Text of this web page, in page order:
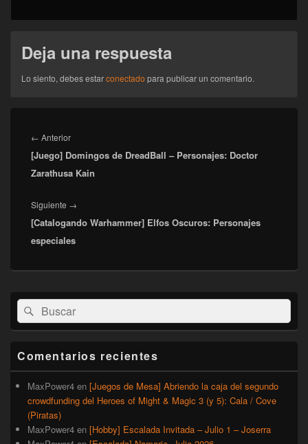
Deja una respuesta
Lo siento, debes estarconectado para publicar un comentario.
de
entradas
← AnteriorEntrada
anterior:
[Juego] Domingos de DreadBall – Personajes: Doctor
Zarathusa Kain
Siguiente →
siguiente:
[Catalogando Warhammer] Elfos Oscuros: Personajes
especiales
El
área
de
lateral
primaria
Buscar
por:
Buscar
Comentarios recientes
MaxPower4 en [Juegos de Mesa] Abriendo la caja del segundo
crowdfunding del Heroes of Might & Magic 3 (y 5): Cala / Cove
(Piratas)
MaxPower4 en [Hobby] Escalada Invitada – Julio 1 – Joserra